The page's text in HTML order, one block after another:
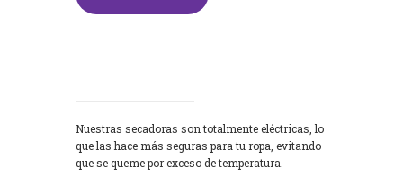
Nuestras secadoras son totalmente eléctricas, lo
que las hace más seguras para tu ropa, evitando
que se queme por exceso de temperatura.